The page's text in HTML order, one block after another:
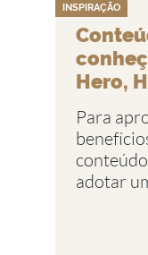
INSPIRAÇÃO
Hero,
Para
adotar